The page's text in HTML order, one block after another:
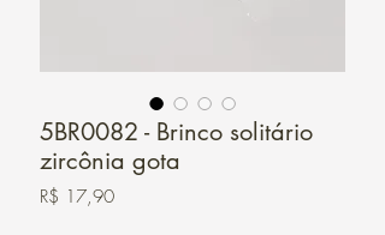
5BR0082 - Brinco solitário
zircônia gota
R$ 17,90Preço